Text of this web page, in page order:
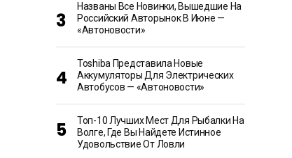
Названы Все Новинки, Вышедшие На
Российский Авторынок В Июне —
«Автоновости»
Toshiba Представила Новые
Аккумуляторы Для Электрических
Автобусов — «Автоновости»
Топ-10 Лучших Мест Для Рыбалки На
Волге, Где Вы Найдете Истинное
Удовольствие От Ловли